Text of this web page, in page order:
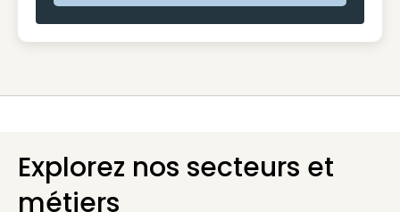
Explorez nos secteurs et
métiers